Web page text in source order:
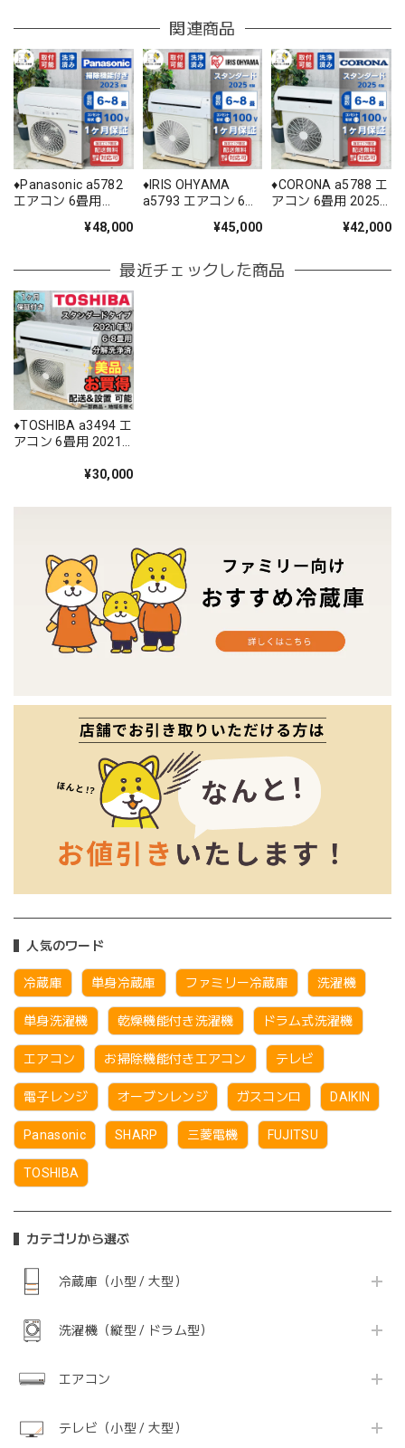
人気のワード
冷蔵庫 単身冷蔵庫 ファミリー冷蔵庫 洗濯機
単身洗濯機 乾燥機能付き洗濯機 ドラム式洗濯機
エアコン お掃除機能付きエアコン テレビ
電子レンジ オーブンレンジ ガスコンロ DAIKIN
Panasonic SHARP 三菱電機 FUJITSU
TOSHIBA
カテゴリから選ぶ
冷蔵庫（小型 / 大型）
洗濯機（縦型 / ドラム型）
エアコン
テレビ（小型 / 大型）
関連商品
♦️Panasonic a5782
エアコン 6畳用
¥48,000
♦️IRIS OHYAMA
a5793 エアコン 6畳
¥45,000
♦️CORONA a5788 エ
アコン 6畳用 2025
¥42,000
最近チェックした商品
♦️TOSHIBA a3494 エ
アコン 6畳用 2021
¥30,000